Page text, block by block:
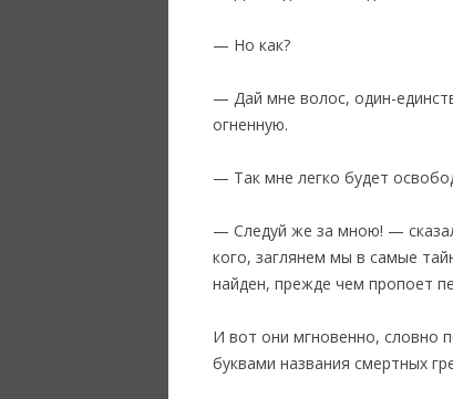
— Но как?
— Дай мне волос, один-
огненную.
— Так мне легко будет
— Следуй же за мною! —
кого, заглянем мы в самые
найден, прежде чем пропоет
И вот они мгновенно, словно
буквами названия смертных